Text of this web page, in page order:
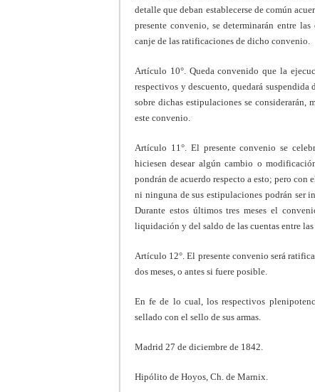
detalle que deban establecerse de común
presente convenio, se determinarán entre
canje de las ratificaciones de dicho convenio.
Artículo 10°. Queda convenido que la
respectivos y descuento, quedará
sobre dichas estipulaciones se considerarán,
este convenio.
Artículo 11°. El presente convenio se
hiciesen desear algún cambio o
pondrán de acuerdo respecto a esto; pero
ni ninguna de sus estipulaciones podrán ser
Durante estos últimos tres meses el
liquidación y del saldo de las cuentas entre
Artículo 12°. El presente convenio será
dos meses, o antes si fuere posible.
En fe de lo cual, los respectivos
sellado con el sello de sus armas.
Madrid 27 de diciembre de 1842.
Hipólito de Hoyos, Ch. de Marnix.